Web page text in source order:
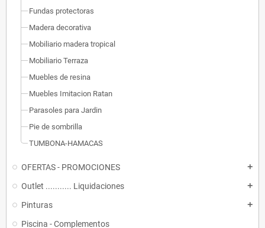
Fundas protectoras
Madera decorativa
Mobiliario madera tropical
Mobiliario Terraza
Muebles de resina
Muebles Imitacion Ratan
Parasoles para Jardin
Pie de sombrilla
TUMBONA-HAMACAS
OFERTAS - PROMOCIONES add
Outlet ........... Liquidaciones add
Pinturas add
Piscina - Complementos